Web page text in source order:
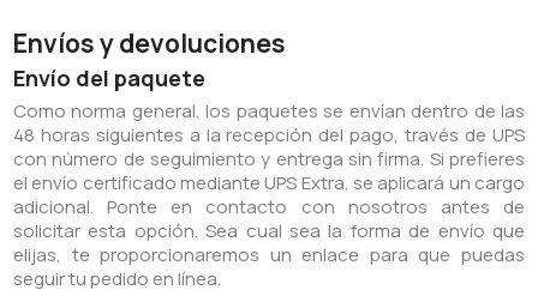
Envíos y devoluciones
Envío del paquete
Como norma general, los paquetes se envían dentro de las
48 horas siguientes a la recepción del pago, través de UPS
con número de seguimiento y entrega sin firma. Si prefieres
el envío certificado mediante UPS Extra, se aplicará un cargo
adicional. Ponte en contacto con nosotros antes de
solicitar esta opción. Sea cual sea la forma de envío que
elijas, te proporcionaremos un enlace para que puedas
seguir tu pedido en línea.